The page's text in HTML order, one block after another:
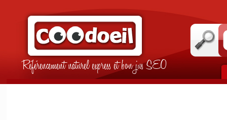
Référencement naturel express et bon jus SEO